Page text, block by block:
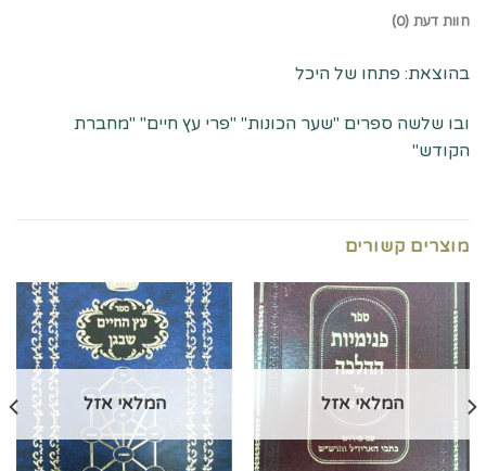
חוות דעת (0)
בהוצאת: פתחו של היכל
ובו שלשה ספרים "שער הכונות" "פרי עץ חיים" "מחברת
הקודש"
מוצרים קשורים
המלאי אזל המלאי אזל